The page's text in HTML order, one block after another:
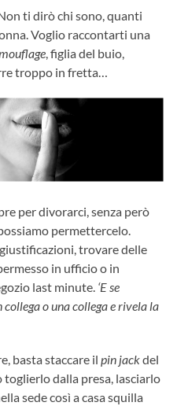
ti dirò chi sono, quanti
Voglio raccontarti una
, figlia del buio,
troppo in fretta…
per divorarci, senza però
permettercelo.
trovare delle
in ufficio o in
last minute. ‘E se
o una collega e rivela la
basta staccare ilpin jackdel
toglierlo dalla presa, lasciarlo
sede così a casa squilla